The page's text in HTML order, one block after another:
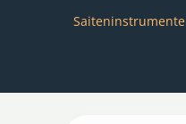
Saiteninstrumente